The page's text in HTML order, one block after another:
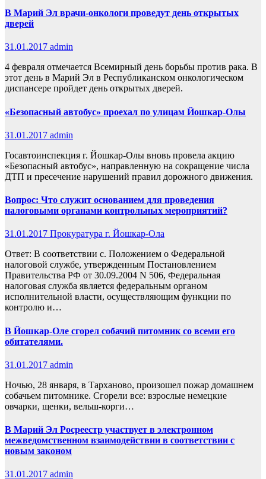
В Марий Эл врачи-онкологи проведут день открытых
дверей
31.01.2017 admin
4 февраля отмечается Всемирный день борьбы против рака. В
этот день в Марий Эл в Республиканском онкологическом
диспансере пройдет день открытых дверей.
«Безопасный автобус» проехал по улицам Йошкар-Олы
31.01.2017 admin
Госавтоинспекция г. Йошкар-Олы вновь провела акцию
«Безопасный автобус», направленную на сокращение числа
ДТП и пресечение нарушений правил дорожного движения.
Вопрос: Что служит основанием для проведения
налоговыми органами контрольных мероприятий?
31.01.2017 Прокуратура г. Йошкар-Ола
Ответ: В соответствии с. Положением о Федеральной
налоговой службе, утвержденным Постановлением
Правительства РФ от 30.09.2004 N 506, Федеральная
налоговая служба является федеральным органом
исполнительной власти, осуществляющим функции по
контролю и…
В Йошкар-Оле сгорел собачий питомник со всеми его
обитателями.
31.01.2017 admin
Ночью, 28 января, в Тарханово, произошел пожар домашнем
собачьем питомнике. Сгорели все: взрослые немецкие
овчарки, щенки, вельш-корги…
В Марий Эл Росреестр участвует в электронном
межведомственном взаимодействии в соответствии с
новым законом
31.01.2017 admin